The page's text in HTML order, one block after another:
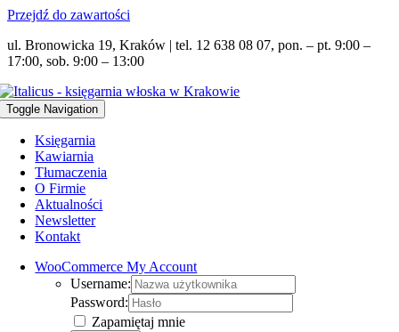
Przejdź do zawartości
ul. Bronowicka 19, Kraków | tel. 12 638 08 07, pon. – pt. 9:00 –
17:00, sob. 9:00 – 13:00
Toggle Navigation
Księgarnia
Kawiarnia
Tłumaczenia
O Firmie
Aktualności
Newsletter
Kontakt
WooCommerce My Account
Username:
Password:
Zapamiętaj mnie